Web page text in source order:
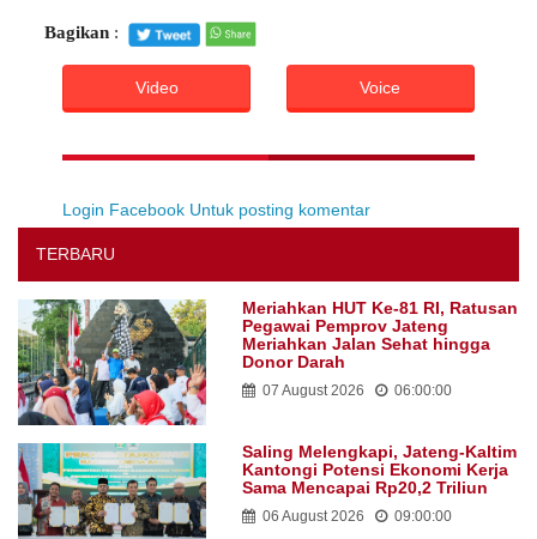
Bagikan :
Video Voice
Login Facebook Untuk posting komentar
TERBARU
Meriahkan HUT Ke-81 RI, Ratusan
Pegawai Pemprov Jateng
Meriahkan Jalan Sehat hingga
Donor Darah
07 August 2026 06:00:00
Saling Melengkapi, Jateng-Kaltim
Kantongi Potensi Ekonomi Kerja
Sama Mencapai Rp20,2 Triliun
06 August 2026 09:00:00